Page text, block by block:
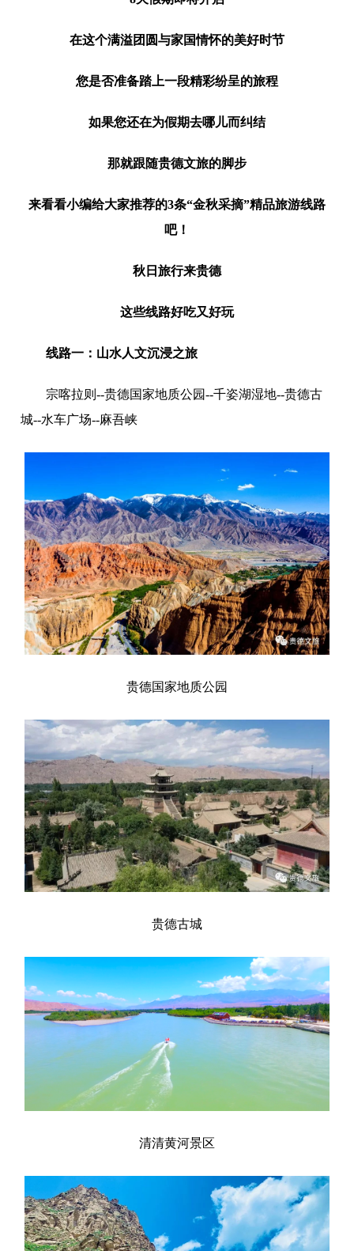
在这个满溢团圆与家国情怀的美好时节
您是否准备踏上一段精彩纷呈的旅程
如果您还在为假期去哪儿而纠结
那就跟随贵德文旅的脚步
来看看小编给大家推荐的3条“金秋采摘”精品旅游线路
吧！
秋日旅行来贵德
这些线路好吃又好玩
线路一：山水人文沉浸之旅
宗喀拉则--贵德国家地质公园--千姿湖湿地--贵德古
城--水车广场--麻吾峡
贵德国家地质公园
贵德古城
清清黄河景区